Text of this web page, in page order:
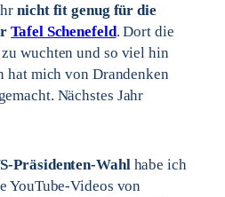
nicht fit genug für die
Tafel Schenefeld. Dort die
wuchten und so viel hin
hat mich von Drandenken
Nächstes Jahr
Präsidenten-Wahl habe ich
YouTube-Videos von